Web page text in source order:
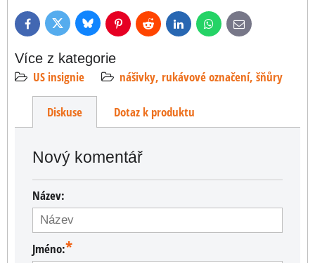
FacebookTwitter BlueskyPinterestReddit LinkedInWhatsApp
E-
mail
Více z kategorie
US insignie
nášivky, rukávové označení, šňůry
Diskuse Dotaz k produktu
Nový komentář
Název:
Jméno:*